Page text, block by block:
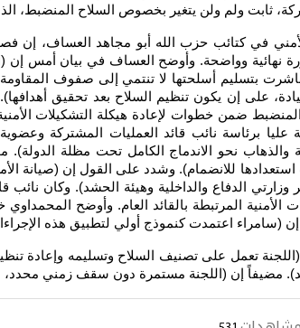
ثابت ولم ولن يتغير بخصوص السلاح المنضبط،
في كتائب حزب الله أبو مجاهد العساف، إن
نهائية وواضحة. وأوضح العساف في بيان أمس إن
بتسليم أسلحتها لا تنتمي إلى صفوف المقاومة
على إن يكون تنظيم السلاح بعد تحقيق
ضمن خطوات لإعادة هيكلة التشكيلات
عليا برئاسة نائب قائد العمليات المشتركة
والذهاب نحو الاندماج الكامل تحت مظلة
للانضمام). وشدد على القول إن (صيانة
وزارتي الدفاع والداخلية وهيئة الحشد). وكان
الأمنية المرتبطة بالقائد العام. وأوضح
إن (سامراء اعتمدت كنموذج أولي لتطبيق هذه
تعمل على تصنيف السلاح وتسليمه وإعادة
مضيفاً إن (اللجنة مستمرة دون سقف زمني محدد،